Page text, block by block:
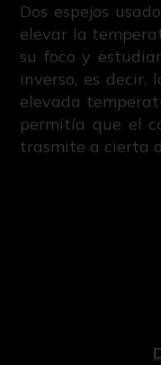
Dos espejos
elevar la
su foco y
inverso, es decir,
elevada
permitía que el
trasmite a cierta